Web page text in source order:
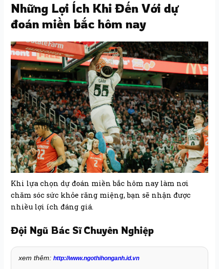
Những Lợi Ích Khi Đến Với dự
đoán miền bắc hôm nay
Khi lựa chọn dự đoán miền bắc hôm nay làm nơi
chăm sóc sức khỏe răng miệng, bạn sẽ nhận được
nhiều lợi ích đáng giá.
Đội Ngũ Bác Sĩ Chuyên Nghiệp
xem thêm:http://www.ngothihonganh.id.vn